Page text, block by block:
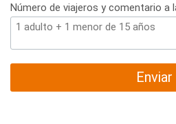
Número de viajeros y comentario a
Enviar